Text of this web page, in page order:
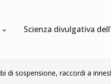
Scienza divulgativa
di sospensione, raccordi a